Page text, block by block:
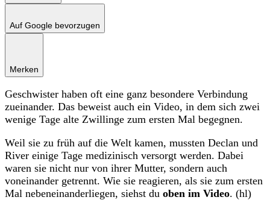
Auf Google bevorzugen
Merken
Geschwister haben oft eine ganz besondere Verbindung
zueinander. Das beweist auch ein Video, in dem sich zwei
wenige Tage alte Zwillinge zum ersten Mal begegnen.
Weil sie zu früh auf die Welt kamen, mussten Declan und
River einige Tage medizinisch versorgt werden. Dabei
waren sie nicht nur von ihrer Mutter, sondern auch
voneinander getrennt. Wie sie reagieren, als sie zum ersten
Mal nebeneinanderliegen, siehst du oben im Video. (hl)